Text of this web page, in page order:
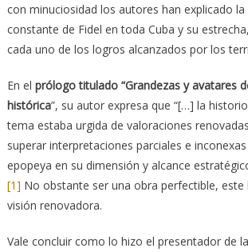
con minuciosidad los autores han explicado la
constante de Fidel en toda Cuba y su
cada uno de los logros alcanzados por los
En el prólogo titulado “Grandezas y avatares
histórica”, su autor expresa que “[…] la
tema estaba urgida de valoraciones
superar interpretaciones parciales e
epopeya en su dimensión y alcance
[1] No obstante ser una obra perfectible, este
visión renovadora.
Vale concluir como lo hizo el presentador de